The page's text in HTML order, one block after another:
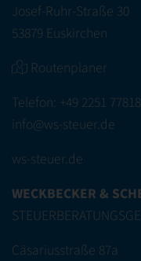
Josef-Ruhr-Straße 30
53879 Euskirchen
Routenplaner
Telefon: +49 2251
info@ws-steuer.de
ws-steuer.de
WECKBECKER &
Cäsariusstraße 87a